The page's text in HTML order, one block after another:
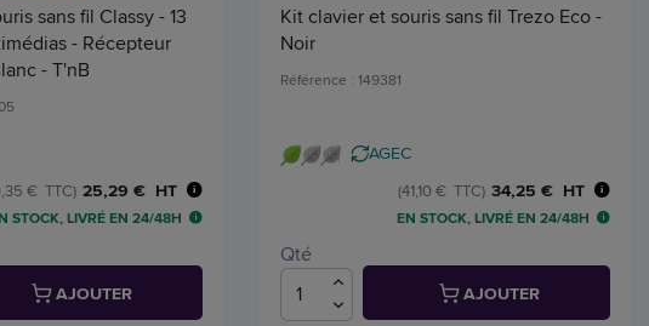
sans fil Classy - 13
- Récepteur
- T'nB
25,29 € HT
€ TTC)
STOCK, LIVRÉ EN 24/48H
AJOUTER
Kit clavier et souris sans fil Trezo Eco -
Noir
Référence : 149381
AGEC
34,25 € HT
(41,10 € TTC)
EN STOCK, LIVRÉ EN 24/48H
Qté
AJOUTER